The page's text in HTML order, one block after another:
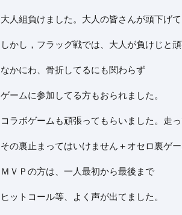
大人組負けました。大人の皆さんが頭下げ
しかし，フラッグ戦では、大人が負けじと頑
なかにわ、骨折してるにも関わらず
ゲームに参加してる方もおられました。
コラボゲームも頑張ってもらいました。走
その裏止まってはいけません＋オセロ裏ゲ
ＭＶＰの方は、一人最初から最後まで
ヒットコール等、よく声が出てました。